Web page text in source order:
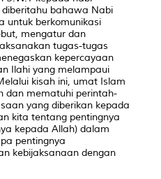
bahawa Nabi
untuk berkomunikasi
mengatur dan
tugas-tugas
kepercayaan
Ilahi yang melampaui
kisah ini, umat Islam
dan mematuhi perintah-
yang diberikan kepada
kita tentang pentingnya
kepada Allah) dalam
pentingnya
kebijaksanaan dengan